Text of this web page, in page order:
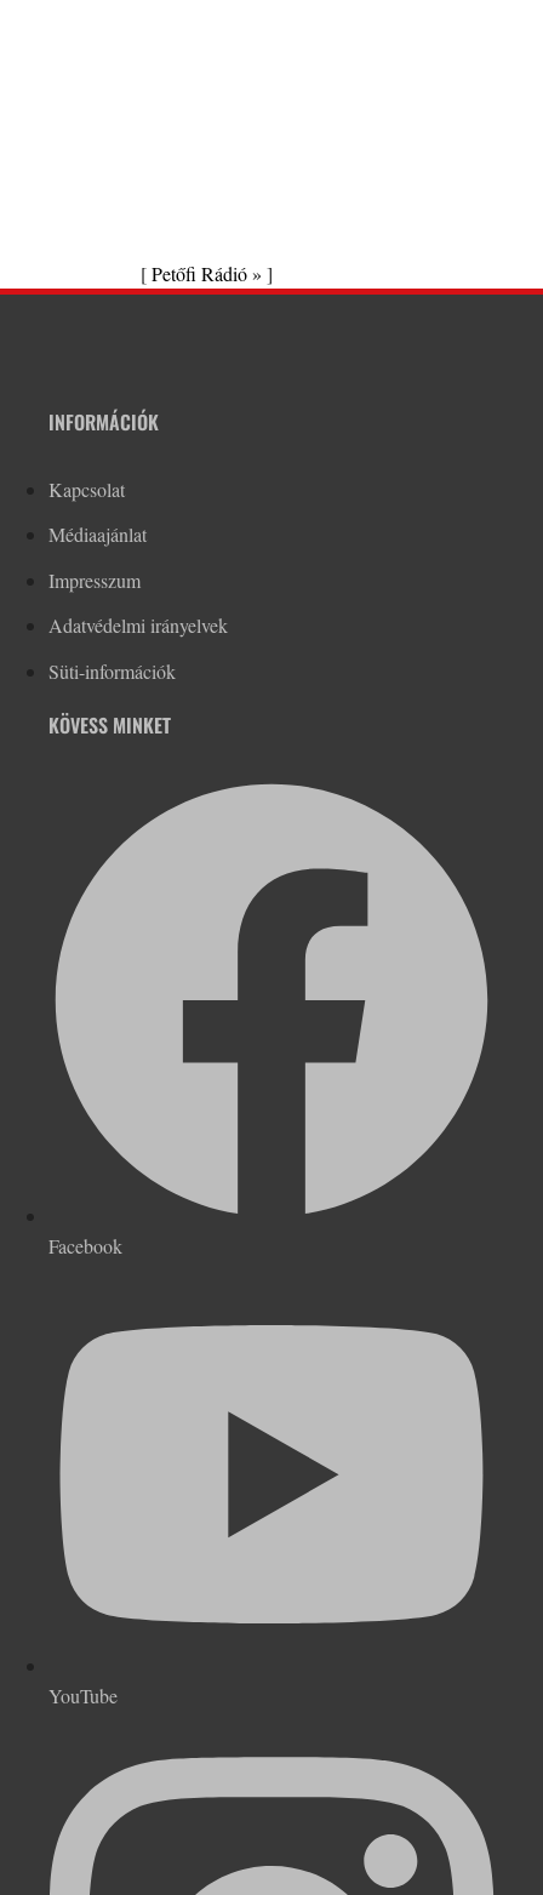
[Petőfi Rádió » ]
INFORMÁCIÓK
Kapcsolat
Médiaajánlat
Impresszum
Adatvédelmi irányelvek
Süti-információk
KÖVESS MINKET
Facebook
YouTube